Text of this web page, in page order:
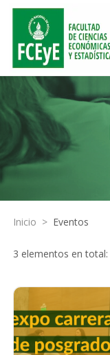
Inicio > Eventos
3 elementos en total: